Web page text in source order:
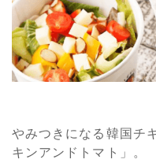
やみつきになる韓国チ
キンアンドトマト」。